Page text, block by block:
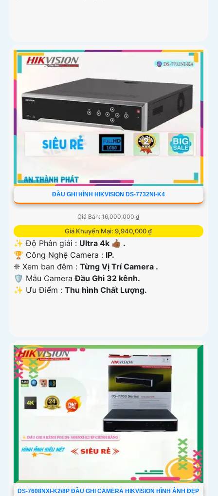
ĐẦU GHI HÌNH HIKVISION DS-7732NI-K4
Giá Bán: 16,000,000 ₫
Giá Khuyến Mại: 9,940,000 ₫
✨ Độ Phân giải : Ultra 4k 👍🏾 .
🏆 Công Nghệ Camera : IP.
❈ Xem ban đêm : Từng Vị Trí Camera .
🛡 Mẫu CameraĐầu Ghi 32 kênh.
️✨ Ưu Điểm : Thu hình Chất Lượng.
DS-7608NXI-K2/8P ĐẦU GHI CAMERA HIKVISION HÌNH ẢNH ĐẸP